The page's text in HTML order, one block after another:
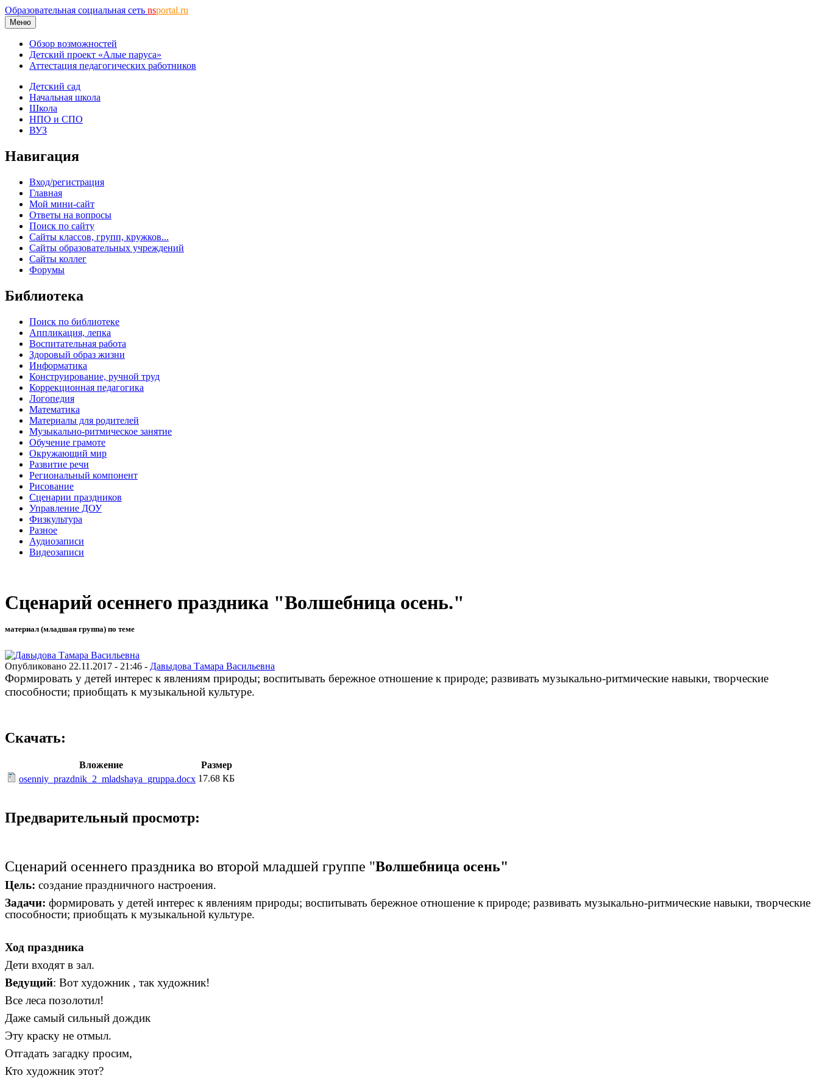
Образовательная социальная сеть nsportal.ru
Меню
Обзор возможностей
Детский проект «Алые паруса»
Аттестация педагогических работников
Детский сад
Начальная школа
Школа
НПО и СПО
ВУЗ
Навигация
Вход/регистрация
Главная
Мой мини-сайт
Ответы на вопросы
Поиск по сайту
Сайты классов, групп, кружков...
Сайты образовательных учреждений
Сайты коллег
Форумы
Библиотека
Поиск по библиотеке
Аппликация, лепка
Воспитательная работа
Здоровый образ жизни
Информатика
Конструирование, ручной труд
Коррекционная педагогика
Логопедия
Математика
Материалы для родителей
Музыкально-ритмическое занятие
Обучение грамоте
Окружающий мир
Развитие речи
Региональный компонент
Рисование
Сценарии праздников
Управление ДОУ
Физкультура
Разное
Аудиозаписи
Видеозаписи
Сценарий осеннего праздника "Волшебница осень."
материал (младшая группа) по теме
Опубликовано 22.11.2017 - 21:46 - Давыдова Тамара Васильевна
Формировать у детей интерес к явлениям природы; воспитывать бережное отношение к природе; развивать музыкально-ритмические навыки, творческие
способности; приобщать к музыкальной культуре.
Скачать:
Вложение
Размер
osenniy_prazdnik_2_mladshaya_gruppa.docx 17.68 КБ
Предварительный просмотр:
Сценарий осеннего праздника во второй младшей группе "Волшебница осень"
Цель: создание праздничного настроения.
Задачи: формировать у детей интерес к явлениям природы; воспитывать бережное отношение к природе; развивать музыкально-ритмические навыки, творческие
способности; приобщать к музыкальной культуре.
Ход праздника
Дети входят в зал.
Ведущий: Вот художник , так художник!
Все леса позолотил!
Даже самый сильный дождик
Эту краску не отмыл.
Отгадать загадку просим,
Кто художник этот?